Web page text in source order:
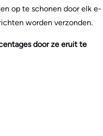
op te schonen door elk e-
worden verzonden.
door ze eruit te